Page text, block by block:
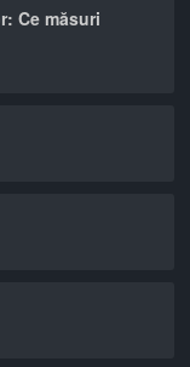
Ce măsuri